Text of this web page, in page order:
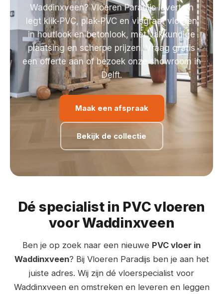
Waddinxveen? Vloeren Paradijs levert en
legt klik-PVC, plak-PVC en visgraat vloeren
in houtlook en betonlook, met vakkundige
plaatsing en scherpe prijzen. Vraag gratis
een offerte aan of bezoek onze showroom in
Delft.
Maak een afspraak
Bekijk de collectie
Dé specialist in PVC vloeren
voor Waddinxveen
Ben je op zoek naar een nieuwe PVC vloer in
Waddinxveen? Bij Vloeren Paradijs ben je aan het
juiste adres. Wij zijn dé vloerspecialist voor
Waddinxveen en omstreken en leveren en leggen